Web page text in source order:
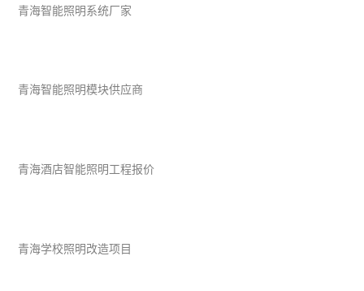
青海智能照明系统厂家
青海智能照明模块供应商
青海酒店智能照明工程报价
青海学校照明改造项目